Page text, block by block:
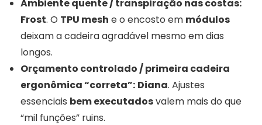
Ambiente quente / transpiração nas costas:
Frost. O TPU mesh e o encosto em módulos
deixam a cadeira agradável mesmo em dias
longos.
Orçamento controlado / primeira cadeira
ergonômica “correta”: Diana. Ajustes
essenciais bem executadosvalem mais do que
“mil funções” ruins.